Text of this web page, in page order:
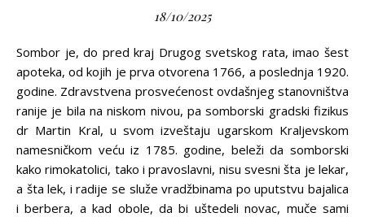
18/10/2025
Sombor je, do pred kraj Drugog svetskog rata, imao šest
apoteka, od kojih je prva otvorena 1766, a poslednja 1920.
godine. Zdravstvena prosvećenost ovdašnjeg stanovništva
ranije je bila na niskom nivou, pa somborski gradski fizikus
dr Martin Kral, u svom izveštaju ugarskom Kraljevskom
namesničkom veću iz 1785. godine, beleži da somborski
kako rimokatolici, tako i pravoslavni, nisu svesni šta je lekar,
a šta lek, i radije se služe vradžbinama po uputstvu bajalica
i berbera, a kad obole, da bi uštedeli novac, muče sami